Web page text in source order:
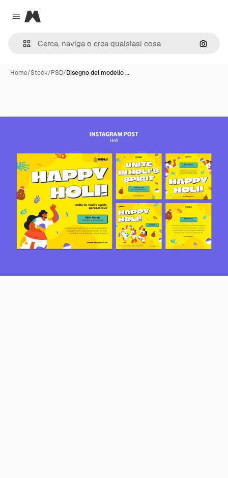
Close menu
Magnific
Cerca
Home/Stock/PSD/Disegno del modello …